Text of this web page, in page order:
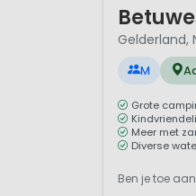
Gelderland,
M
Grote
Meer met
Diverse
Ben je toe